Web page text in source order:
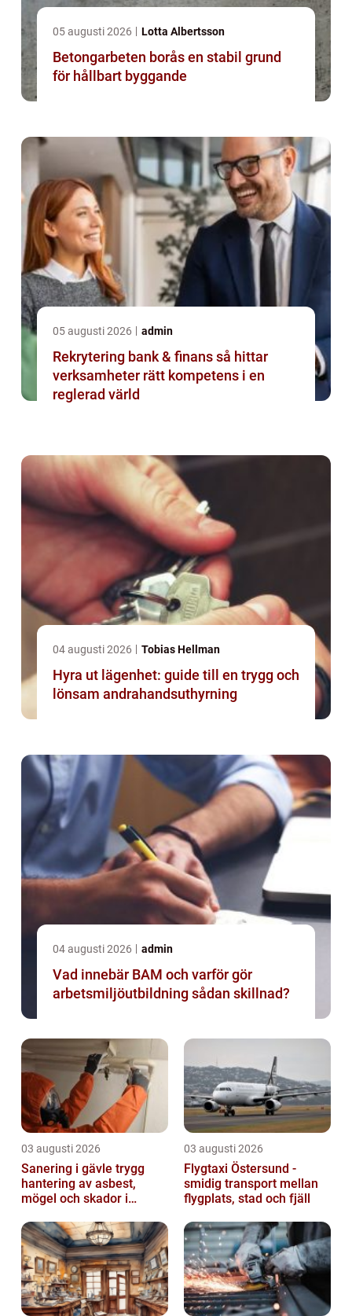
05 augusti 2026 Lotta Albertsson
Betongarbeten borås en stabil grund
för hållbart byggande
05 augusti 2026 admin
Rekrytering bank & finans så hittar
verksamheter rätt kompetens i en
reglerad värld
04 augusti 2026 Tobias Hellman
Hyra ut lägenhet: guide till en trygg och
lönsam andrahandsuthyrning
04 augusti 2026 admin
Vad innebär BAM och varför gör
arbetsmiljöutbildning sådan skillnad?
03 augusti 2026
Sanering i gävle trygg
hantering av asbest,
mögel och skador i
03 augusti 2026
Flygtaxi Östersund -
smidig transport mellan
flygplats, stad och fjäll